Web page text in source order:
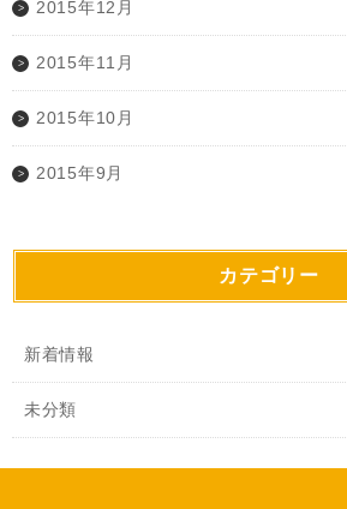
2015年12月
2015年11月
2015年10月
2015年9月
カテゴリー
新着情報
未分類